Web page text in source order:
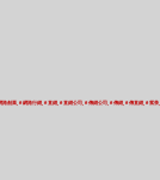
路創業 ＃網路行銷 ＃直銷 ＃直銷公司 ＃傳銷公司 ＃傳銷 ＃傳直銷 ＃紫茶